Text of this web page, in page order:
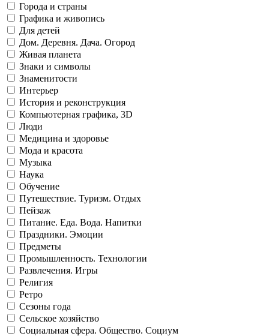
Города и страны
Графика и живопись
Для детей
Дом. Деревня. Дача. Огород
Живая планета
Знаки и символы
Знаменитости
Интерьер
История и реконструкция
Компьютерная графика, 3D
Люди
Медицина и здоровье
Мода и красота
Музыка
Наука
Обучение
Путешествие. Туризм. Отдых
Пейзаж
Питание. Еда. Вода. Напитки
Праздники. Эмоции
Предметы
Промышленность. Технологии
Развлечения. Игры
Религия
Ретро
Сезоны года
Сельское хозяйство
Социальная сфера. Общество. Социум